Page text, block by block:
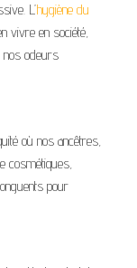
L’hygiène du
vivre en société,
nos odeurs
où nos ancêtres,
cosmétiques,
pour